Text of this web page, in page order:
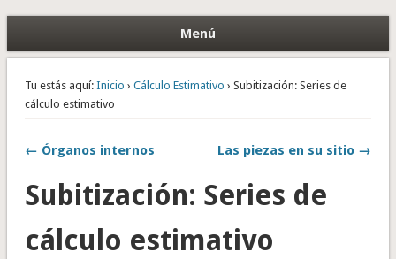
Menú
Tu estás aquí: Inicio › Cálculo Estimativo › Subitización: Series de
cálculo estimativo
← Órganos internos Las piezas en su sitio →
Subitización: Series de
cálculo estimativo